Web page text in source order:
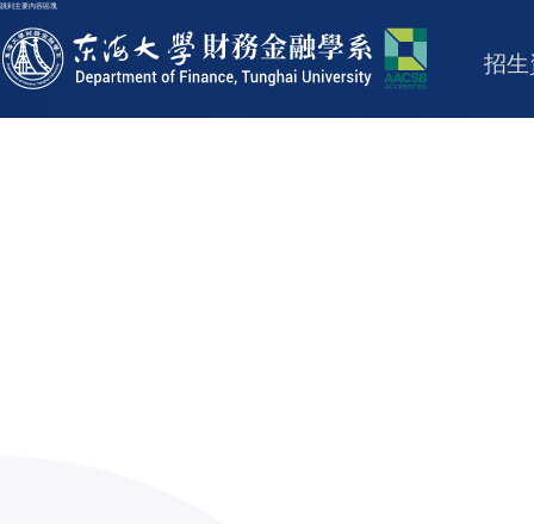
跳到主要內容區塊
東海大學logo
招